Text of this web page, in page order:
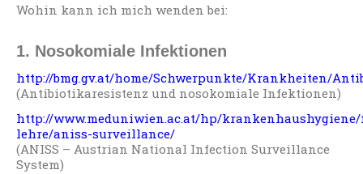
Wohin kann ich mich wenden bei:
1. Nosokomiale Infektionen
http://bmg.gv.at/home/Schwerpunkte/Krankheiten/
(Antibiotikaresistenz und nosokomiale Infektionen)
http://www.meduniwien.ac.at/hp/
lehre/aniss-surveillance/
(ANISS – Austrian National Infection Surveillance
System)